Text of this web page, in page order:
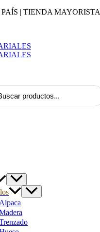
| TIENDA MAYORISTA
Alpaca